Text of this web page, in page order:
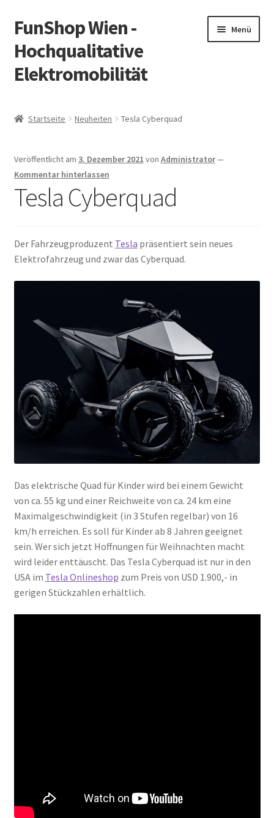
Zur
Navigation
springen
Zum
Inhalt
springen
FunShop Wien -
Hochqualitative
Elektromobilität
Menü
Vorsicht Internetbetrug
Über FunShop
Zum Onlineshop in der Web Version
Startseite Neuheiten Tesla Cyberquad
Veröffentlicht am 3. Dezember 2021 von Administrator—
Kommentar hinterlassen
Tesla Cyberquad
Der Fahrzeugproduzent Tesla präsentiert sein neues
Elektrofahrzeug und zwar das Cyberquad.
Das elektrische Quad für Kinder wird bei einem Gewicht
von ca. 55 kg und einer Reichweite von ca. 24 km eine
Maximalgeschwindigkeit (in 3 Stufen regelbar) von 16
km/h erreichen. Es soll für Kinder ab 8 Jahren geeignet
sein. Wer sich jetzt Hoffnungen für Weihnachten macht
wird leider enttäuscht. Das Tesla Cyberquad ist nur in den
USA im Tesla Onlineshop zum Preis von USD 1.900,- in
gerigen Stückzahlen erhältlich.